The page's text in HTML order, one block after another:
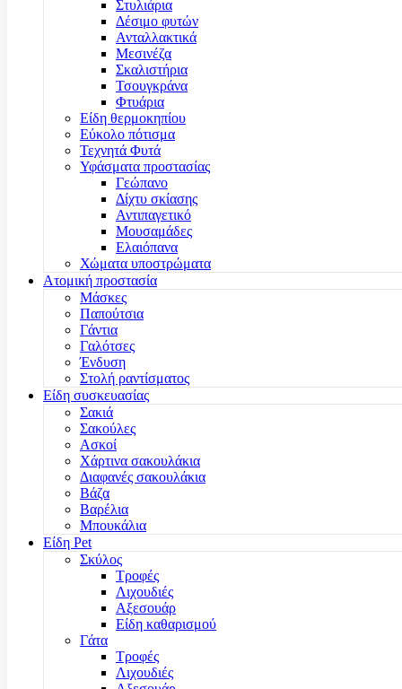
Στυλιάρια
Δέσιμο φυτών
Ανταλλακτικά
Μεσινέζα
Σκαλιστήρια
Τσουγκράνα
Φτυάρια
Είδη θερμοκηπίου
Εύκολο πότισμα
Τεχνητά Φυτά
Υφάσματα προστασίας
Γεώπανο
Δίχτυ σκίασης
Αντιπαγετικό
Μουσαμάδες
Ελαιόπανα
Χώματα υποστρώματα
Ατομική προστασία
Μάσκες
Παπούτσια
Γάντια
Γαλότσες
Ένδυση
Στολή ραντίσματος
Είδη συσκευασίας
Σακιά
Σακούλες
Ασκοί
Χάρτινα σακουλάκια
Διαφανές σακουλάκια
Βάζα
Βαρέλια
Μπουκάλια
Είδη Pet
Σκύλος
Τροφές
Λιχουδιές
Αξεσουάρ
Είδη καθαρισμού
Γάτα
Τροφές
Λιχουδιές